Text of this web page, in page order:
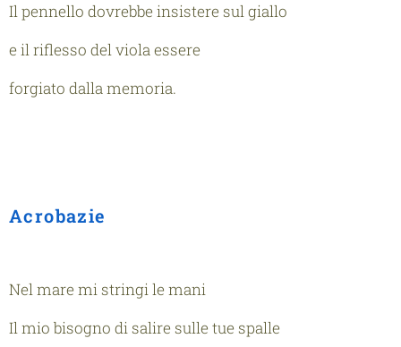
Il pennello dovrebbe insistere sul giallo
e il riflesso del viola essere
forgiato dalla memoria.
Acrobazie
Nel mare mi stringi le mani
Il mio bisogno di salire sulle tue spalle